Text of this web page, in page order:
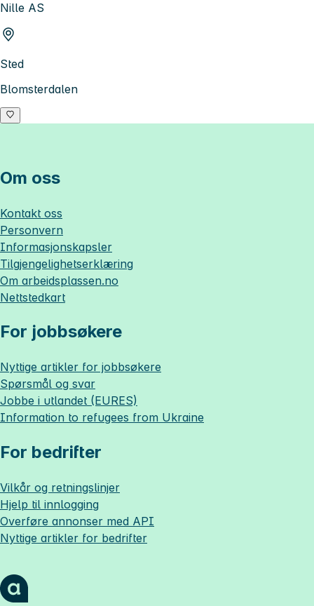
Nille AS
Sted
Blomsterdalen
Om oss
Kontakt oss
Personvern
Informasjonskapsler
Tilgjengelighetserklæring
Om arbeidsplassen.no
Nettstedkart
For jobbsøkere
Nyttige artikler for jobbsøkere
Spørsmål og svar
Jobbe i utlandet (EURES)
Information to refugees from Ukraine
For bedrifter
Vilkår og retningslinjer
Hjelp til innlogging
Overføre annonser med API
Nyttige artikler for bedrifter